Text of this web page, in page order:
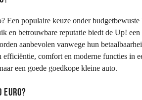
Een populaire keuze onder
en betrouwbare reputatie biedt de Up!
aanbevolen vanwege hun
comfort en moderne functies in
een goede goedkope kleine auto.
euro?